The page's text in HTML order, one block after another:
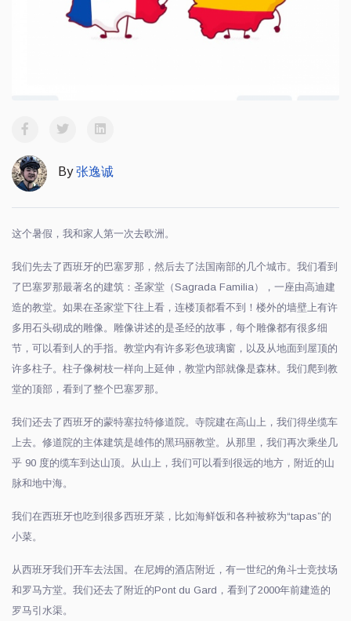
By 张逸诚
这个暑假，我和家人第一次去欧洲。
我们先去了西班牙的巴塞罗那，然后去了法国南部的几个城市。我们看到
了巴塞罗那最著名的建筑：圣家堂（Sagrada Familia），一座由高迪建
造的教堂。如果在圣家堂下往上看，连楼顶都看不到！楼外的墙壁上有许
多用石头砌成的雕像。雕像讲述的是圣经的故事，每个雕像都有很多细
节，可以看到人的手指。教堂内有许多彩色玻璃窗，以及从地面到屋顶的
许多柱子。柱子像树枝一样向上延伸，教堂内部就像是森林。我们爬到教
堂的顶部，看到了整个巴塞罗那。
我们还去了西班牙的蒙特塞拉特修道院。寺院建在高山上，我们得坐缆车
上去。修道院的主体建筑是雄伟的黑玛丽教堂。从那里，我们再次乘坐几
乎 90 度的缆车到达山顶。从山上，我们可以看到很远的地方，附近的山
脉和地中海。
我们在西班牙也吃到很多西班牙菜，比如海鲜饭和各种被称为“tapas”的
小菜。
从西班牙我们开车去法国。在尼姆的酒店附近，有一世纪的角斗士竞技场
和罗马方堂。我们还去了附近的Pont du Gard ，看到了2000年前建造的
罗马引水渠。